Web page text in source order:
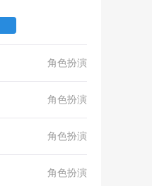
角色扮演
角色扮演
角色扮演
角色扮演